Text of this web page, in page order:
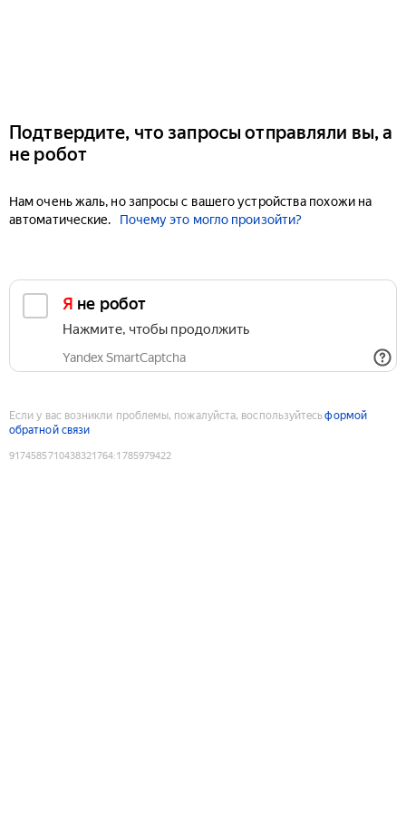
Подтвердите, что запросы отправляли вы, а
не робот
Нам очень жаль, но запросы с вашего устройства похожи на
автоматические.
Почему это могло произойти?
Я не робот
Нажмите, чтобы продолжить
Yandex SmartCaptcha
Если у вас возникли проблемы, пожалуйста, воспользуйтесьформой
обратной связи
9174585710438321764:1785979422